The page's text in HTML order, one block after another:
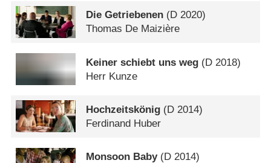
Die Getriebenen (D 2020)
Thomas De Maizière
Keiner schiebt uns weg (D 2018)
Herr Kunze
Hochzeitskönig (D 2014)
Ferdinand Huber
Monsoon Baby(D 2014)